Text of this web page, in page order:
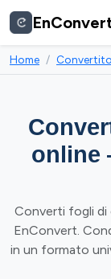
Home
online
Converti fogli di
EnConvert.
in un formato